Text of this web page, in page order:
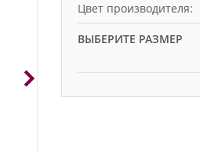
Цвет производителя:
ВЫБЕРИТЕ РАЗМЕР